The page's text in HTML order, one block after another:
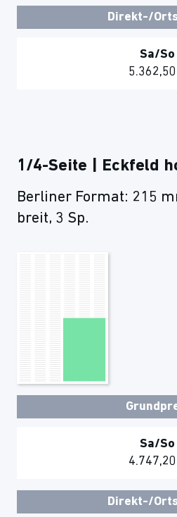
Direkt-/
Sa/So
1/4-Seite | Eckfeld
Berliner Format: 215
breit, 3 Sp.
Sa/So
Direkt-/